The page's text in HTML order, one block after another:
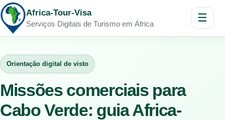
Africa-Tour-Visa
Serviços Digitais de Turismo em África
☰
Orientação digital de visto
Missões comerciais para
Cabo Verde: guia Africa-